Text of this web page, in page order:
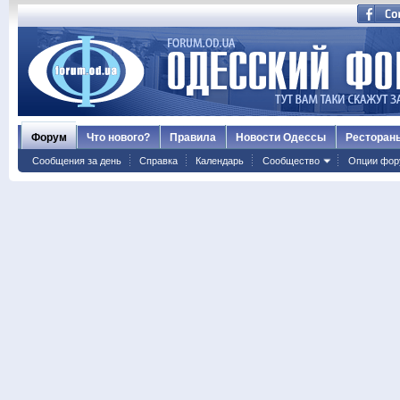
Форум
Сообщения за день Справка Календарь Сообщество Опции
Что нового? Правила Новости Одессы